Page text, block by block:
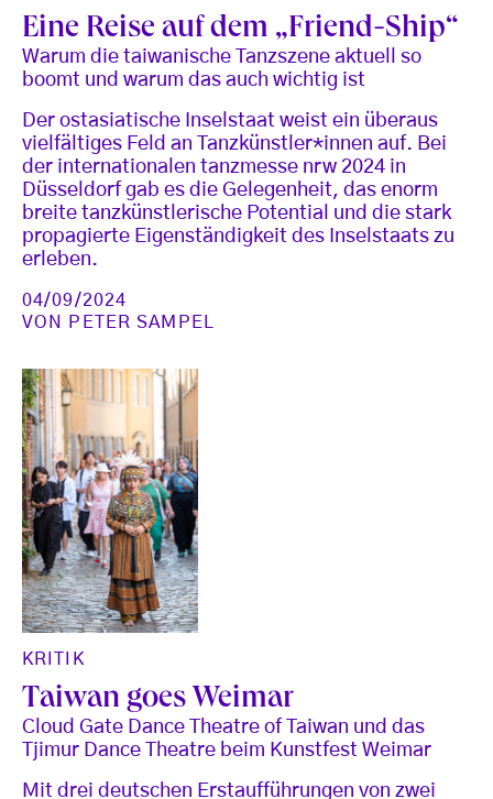
Eine Reise auf dem „Friend-Ship“
Warum die taiwanische Tanzszene aktuell so
boomt und warum das auch wichtig ist
Der ostasiatische Inselstaat weist ein überaus
vielfältiges Feld an Tanzkünstler*innen auf. Bei
der internationalen tanzmesse nrw 2024 in
Düsseldorf gab es die Gelegenheit, das enorm
breite tanzkünstlerische Potential und die stark
propagierte Eigenständigkeit des Inselstaats zu
erleben.
04/09/2024
VON
PETER SAMPEL
KRITIK
Taiwan goes Weimar
Cloud Gate Dance Theatre of Taiwan und das
Tjimur Dance Theatre beim Kunstfest Weimar
Mit drei deutschen Erstaufführungen von zwei